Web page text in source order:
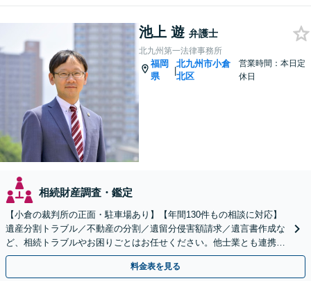
池上 遊 弁護士
北九州第一法律事務所
福岡
県
|
北九州市小倉
北区
営業時間：本日定
休日
相続財産調査・鑑定
【小倉の裁判所の正面・駐車場あり】【年間130件もの相談に対応】
遺産分割トラブル／不動産の分割／遺留分侵害額請求／遺言書作成な
ど、相続トラブルやお困りごとはお任せください。他士業とも連携
し、依頼者さまに有利な解決を目指します【土日祝対応可】
料金表を見る